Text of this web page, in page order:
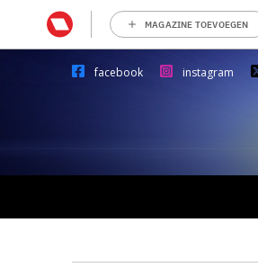
MAGAZINE TOEVOEGEN
facebook instagram